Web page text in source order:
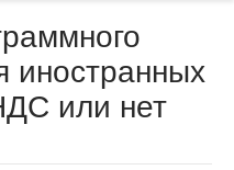
иностранных
или нет